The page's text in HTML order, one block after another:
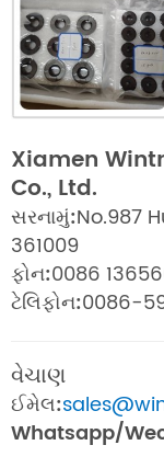
Xiamen
Co., Ltd.
સરનામું:No.987
361009
ફોન:0086
ટેલિફોન:0086-
વેચાણ
ઈમેલ:
Whatsapp/